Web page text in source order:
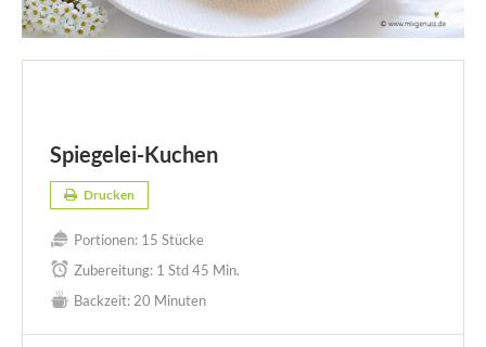
Spiegelei-Kuchen
Drucken
Portionen: 15 Stücke
Zubereitung: 1 Std 45 Min.
Backzeit: 20 Minuten